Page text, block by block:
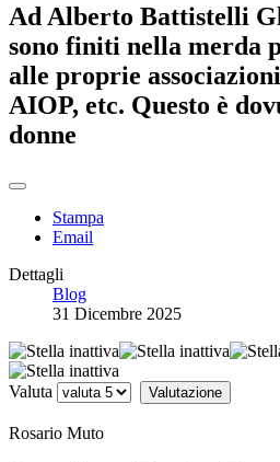
Ad Alberto Battistelli
sono finiti nella merda
alle proprie
AIOP, etc. Questo è
donne
Stampa
Email
Dettagli
Blog
31 Dicembre 2025
Valuta
Rosario Muto